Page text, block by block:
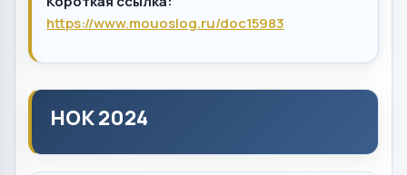
https://www.mouoslog.ru/doc15983
НОК 2024